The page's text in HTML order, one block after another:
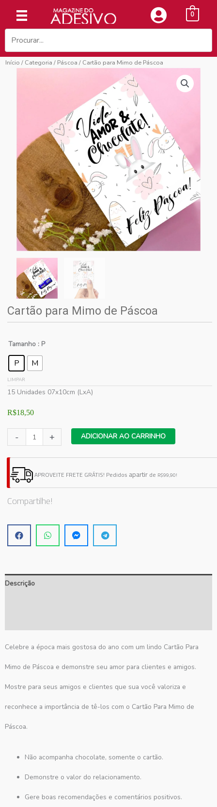
conteúdo
0
Início / Categoria / Páscoa / Cartão para Mimo de Páscoa
Cartão para Mimo de Páscoa
Tamanho : P
P M
LIMPAR
15 Unidades 07x10cm (LxA)
R$18,50
-
para
Mimo
de
Páscoa
+ ADICIONAR AO CARRINHO
APROVEITE FRETE GRÁTIS! Pedidos apartirde R$99,90!
Compartilhe!
Descrição
Celebre a época mais gostosa do ano com um lindo Cartão Para
Mimo de Páscoa e demonstre seu amor para clientes e amigos.
Mostre para seus amigos e clientes que sua você valoriza e
reconhece a importância de tê-los com o Cartão Para Mimo de
Páscoa.
Não acompanha chocolate, somente o cartão.
Demonstre o valor do relacionamento.
Gere boas recomendações e comentários positivos.